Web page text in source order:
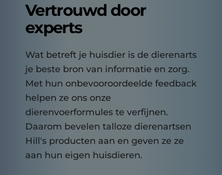
Vertrouwd door
experts
Wat betreft je huisdier is de dierenarts
je beste bron van informatie en zorg.
Met hun onbevooroordeelde feedback
helpen ze ons onze
dierenvoerformules te verfijnen.
Daarom bevelen talloze dierenartsen
Hill's producten aan en geven ze ze
aan hun eigen huisdieren.